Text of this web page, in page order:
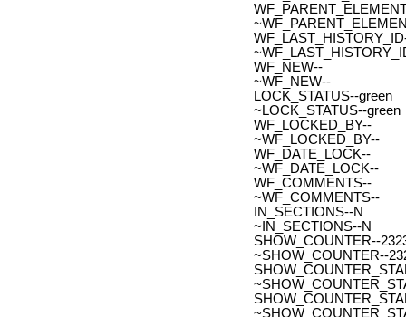
WF_NEW--
~WF_NEW--
LOCK_STATUS--green
~LOCK_STATUS--green
WF_LOCKED_BY--
~WF_LOCKED_BY--
WF_DATE_LOCK--
~WF_DATE_LOCK--
WF_COMMENTS--
~WF_COMMENTS--
IN_SECTIONS--N
~IN_SECTIONS--N
SHOW_COUNTER--
~SHOW_COUNTER--